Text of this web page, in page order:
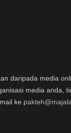
daripada media
media anda,
ke